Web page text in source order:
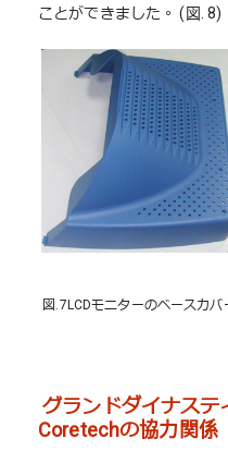
ことができました。 (図. 8)
図.7LCDモニターのベースカバ
グランドダイナステ
Coretechの協力関係